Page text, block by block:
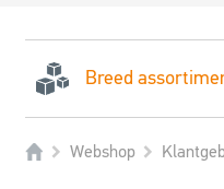
Breed
Webshop